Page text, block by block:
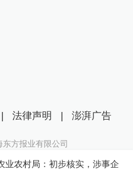
宣布大幅涨价，业内人士预计
法律声明 | 澎湃广告
东方报业有限公司
| 沪ICP备14003370号